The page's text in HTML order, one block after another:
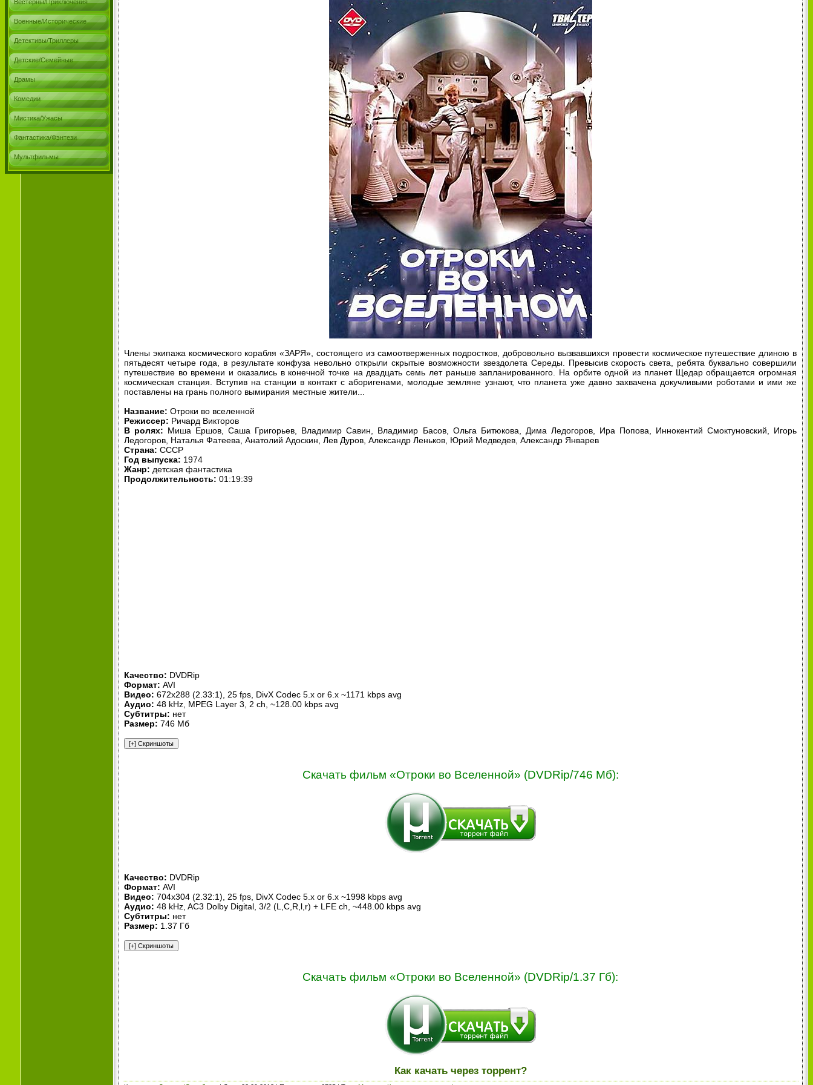
Вестерны/Приключения
Военные/Исторические
Детективы/Триллеры
Детские/Семейные
Драмы
Комедии
Мистика/Ужасы
Фантастика/Фэнтези
Мультфильмы
Члены экипажа космического корабля «ЗАРЯ», состоящего из самоотверженных подростков, добровольно вызвавшихся провести космическое путешествие длиною в
пятьдесят четыре года, в результате конфуза невольно открыли скрытые возможности звездолета Середы. Превысив скорость света, ребята буквально совершили
путешествие во времени и оказались в конечной точке на двадцать семь лет раньше запланированного. На орбите одной из планет Щедар обращается огромная
космическая станция. Вступив на станции в контакт с аборигенами, молодые земляне узнают, что планета уже давно захвачена докучливыми роботами и ими же
поставлены на грань полного вымирания местные жители...
Название: Отроки во вселенной
Режиссер: Ричард Викторов
В ролях: Миша Ершов, Саша Григорьев, Владимир Савин, Владимир Басов, Ольга Битюкова, Дима Ледогоров, Ира Попова, Иннокентий Смоктуновский, Игорь
Ледогоров, Наталья Фатеева, Анатолий Адоскин, Лев Дуров, Александр Леньков, Юрий Медведев, Александр Январев
Страна: СССР
Год выпуска: 1974
Жанр: детская фантастика
Продолжительность: 01:19:39
Качество: DVDRip
Формат: AVI
Видео: 672x288 (2.33:1), 25 fps, DivX Codec 5.x or 6.x ~1171 kbps avg
Аудио: 48 kHz, MPEG Layer 3, 2 ch, ~128.00 kbps avg
Субтитры: нет
Размер: 746 Мб
Скачать фильм «Отроки во Вселенной» (DVDRip/746 Мб):
Качество: DVDRip
Формат: AVI
Видео: 704x304 (2.32:1), 25 fps, DivX Codec 5.x or 6.x ~1998 kbps avg
Аудио: 48 kHz, AC3 Dolby Digital, 3/2 (L,C,R,l,r) + LFE ch, ~448.00 kbps avg
Субтитры: нет
Размер: 1.37 Гб
Скачать фильм «Отроки во Вселенной» (DVDRip/1.37 Гб):
Как качать через торрент?